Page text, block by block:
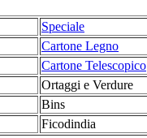
Speciale
Cartone Legno
Cartone Telescopico
Ortaggi e Verdure
Bins
Ficodindia